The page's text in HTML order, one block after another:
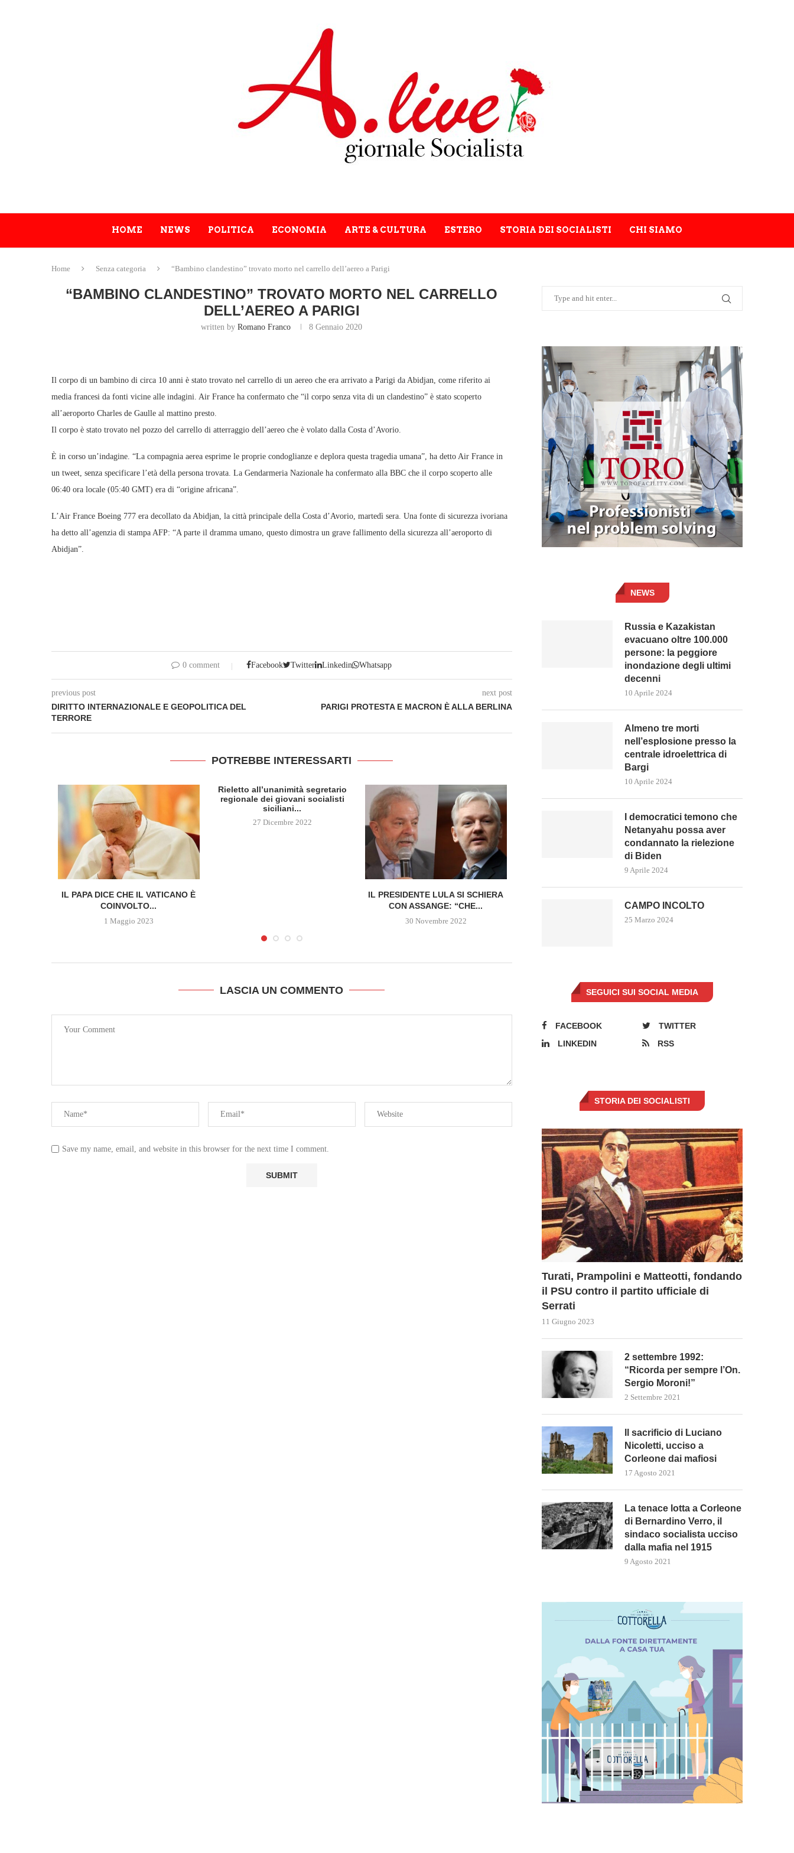
HOME NEWS POLITICA ECONOMIA ARTE & CULTURA ESTERO STORIA DEI SOCIALISTI CHI SIAMO
Home Senza categoria “Bambino clandestino” trovato morto nel carrello dell’aereo a Parigi
“BAMBINO CLANDESTINO” TROVATO MORTO NEL CARRELLO
DELL’AEREO A PARIGI
written byRomano Franco 8 Gennaio 2020
Il corpo di un bambino di circa 10 anni è stato trovato nel carrello di un aereo che era arrivato a Parigi da Abidjan, come riferito ai
media francesi da fonti vicine alle indagini. Air France ha confermato che “il corpo senza vita di un clandestino” è stato scoperto
all’aeroporto Charles de Gaulle al mattino presto.
Il corpo è stato trovato nel pozzo del carrello di atterraggio dell’aereo che è volato dalla Costa d’Avorio.
È in corso un’indagine. “La compagnia aerea esprime le proprie condoglianze e deplora questa tragedia umana”, ha detto Air France in
un tweet, senza specificare l’età della persona trovata. La Gendarmeria Nazionale ha confermato alla BBC che il corpo scoperto alle
06:40 ora locale (05:40 GMT) era di “origine africana”.
L’Air France Boeing 777 era decollato da Abidjan, la città principale della Costa d’Avorio, martedì sera. Una fonte di sicurezza ivoriana
ha detto all’agenzia di stampa AFP: “A parte il dramma umano, questo dimostra un grave fallimento della sicurezza all’aeroporto di
Abidjan”.
0 comment Facebook Twitter Linkedin Whatsapp
previous post
DIRITTO INTERNAZIONALE E GEOPOLITICA DEL
TERRORE
next post
PARIGI PROTESTA E MACRON È ALLA BERLINA
POTREBBE INTERESSARTI
IL PAPA DICE CHE IL VATICANO È
COINVOLTO...
1 Maggio 2023
Rieletto all’unanimità segretario
regionale dei giovani socialisti
siciliani...
27 Dicembre 2022
IL PRESIDENTE LULA SI SCHIERA
CON ASSANGE: “CHE...
30 Novembre 2022
MELONI PER IL CARO...
LASCIA UN COMMENTO
Save my name, email, and website in this browser for the next time I comment.
NEWS
Russia e Kazakistan
evacuano oltre 100.000
persone: la peggiore
inondazione degli ultimi
decenni
10 Aprile 2024
Almeno tre morti
nell’esplosione presso la
centrale idroelettrica di
Bargi
10 Aprile 2024
I democratici temono che
Netanyahu possa aver
condannato la rielezione
di Biden
9 Aprile 2024
CAMPO INCOLTO
25 Marzo 2024
SEGUICI SUI SOCIAL MEDIA
FACEBOOK
TWITTER
LINKEDIN
RSS
STORIA DEI SOCIALISTI
Turati, Prampolini e Matteotti, fondando
il PSU contro il partito ufficiale di
Serrati
11 Giugno 2023
2 settembre 1992:
“Ricorda per sempre l’On.
Sergio Moroni!”
2 Settembre 2021
Il sacrificio di Luciano
Nicoletti, ucciso a
Corleone dai mafiosi
17 Agosto 2021
La tenace lotta a Corleone
di Bernardino Verro, il
sindaco socialista ucciso
dalla mafia nel 1915
9 Agosto 2021